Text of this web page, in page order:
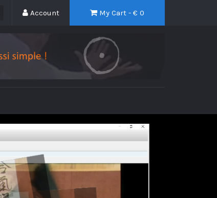
My Cart - € 0
Account